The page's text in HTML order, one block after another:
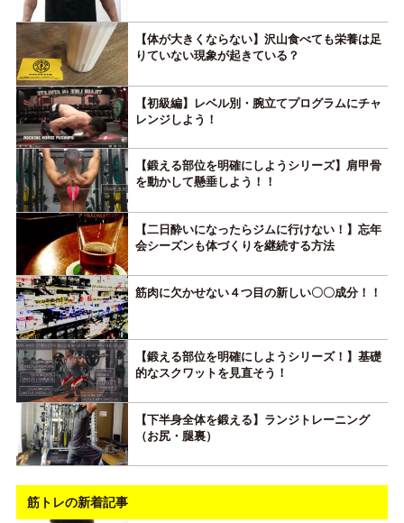
【体が大きくならない】沢山食べても栄養は足
りていない現象が起きている？
【初級編】レベル別・腕立てプログラムにチャ
レンジしよう！
【鍛える部位を明確にしようシリーズ】肩甲骨
を動かして懸垂しよう！！
【二日酔いになったらジムに行けない！】忘年
会シーズンも体づくりを継続する方法
筋肉に欠かせない４つ目の新しい〇〇成分！！
【鍛える部位を明確にしようシリーズ！】基礎
的なスクワットを見直そう！
【下半身全体を鍛える】ランジトレーニング
（お尻・腿裏）
筋トレの新着記事